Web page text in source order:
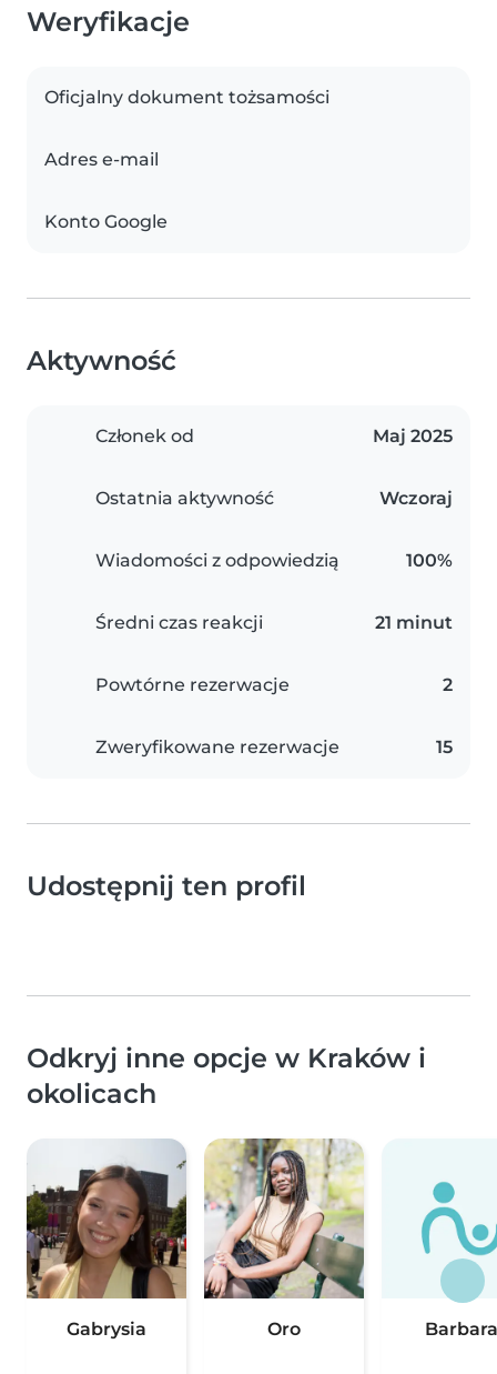
Weryfikacje
Oficjalny dokument tożsamości
Adres e-mail
Konto Google
Aktywność
Członek od Maj 2025
Ostatnia aktywność Wczoraj
Wiadomości z odpowiedzią 100%
Średni czas reakcji 21 minut
Powtórne rezerwacje 2
Zweryfikowane rezerwacje 15
Udostępnij ten profil
Odkryj inne opcje w Kraków i
okolicach
Gabrysia Oro Barbara